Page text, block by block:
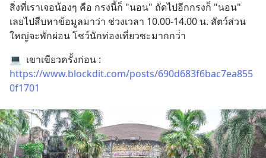
สิ่งที่เราเจอน้องๆ คือ กรงนี้ก็ "นอน" ถัดไปอีกกรงก็ "นอน"
เลยไปสืบหาข้อมูลมาว่า ช่วงเวลา 10.00-14.00 น. สัตว์ส่วน
ใหญ่จะพักผ่อน โชว์นักท่องเที่ยวซะมากกว่่า
https://www.blockdit.com/posts/690d683f6bac7ea855
0f1701